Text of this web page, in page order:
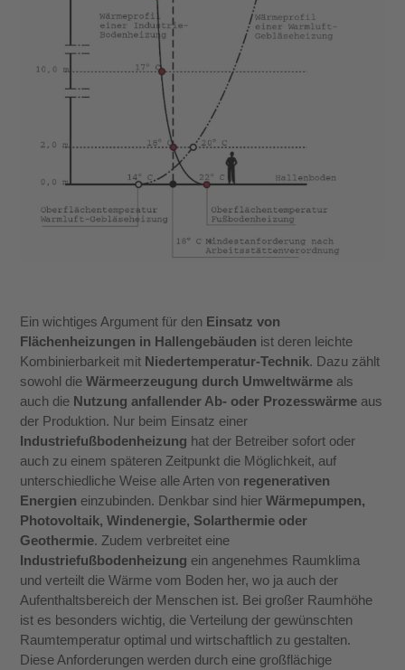
Ein wichtiges Argument für den Einsatz von
Flächenheizungen in Hallengebäuden ist deren leichte
Kombinierbarkeit mit Niedertemperatur-Technik. Dazu zählt
sowohl dieWärmeerzeugung durch Umweltwärme als
auch die Nutzung anfallender Ab- oder Prozesswärme aus
der Produktion. Nur beim Einsatz einer
Industriefußbodenheizung hat der Betreiber sofort oder
auch zu einem späteren Zeitpunkt die Möglichkeit, auf
unterschiedliche Weise alle Arten von regenerativen
Energien einzubinden. Denkbar sind hierWärmepumpen,
Photovoltaik, Windenergie, Solarthermie oder
Geothermie. Zudem verbreitet eine
Industriefußbodenheizung ein angenehmes Raumklima
und verteilt die Wärme vom Boden her, wo ja auch der
Aufenthaltsbereich der Menschen ist. Bei großer Raumhöhe
ist es besonders wichtig, die Verteilung der gewünschten
Raumtemperatur optimal und wirtschaftlich zu gestalten.
Diese Anforderungen werden durch eine großflächige